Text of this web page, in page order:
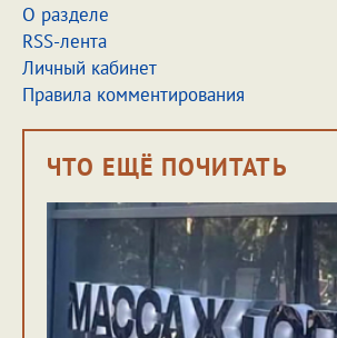
О разделе
RSS-лента
Личный кабинет
Правила комментирования
ЧТО ЕЩЁ ПОЧИТАТЬ